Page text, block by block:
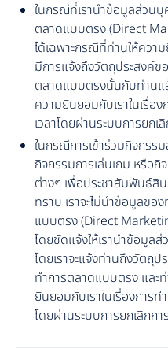
ในกรณีที่เรานำข้อมูลส่วนบุ
ตลาดแบบตรง (Direct
ได้เฉพาะกรณีที่ท่านให้ควา
มีการแจ้งถึงวัตถุประสงค์ข
ตลาดแบบตรงนั้นกับท่านแ
ความยินยอมกับเราในเรื่อ
เวลาโดยผ่านระบบการยกเ
ในกรณีการเข้าร่วมกิจกรร
กิจกรรมการเล่นเกม หรือ
ต่างๆ เพื่อประชาสัมพันธ์สิ
ทราบ เราจะไม่นำข้อมูลขอ
แบบตรง (Direct
โดยชัดแจ้งให้เรานำข้อมูล
โดยเราจะแจ้งท่านถึงวัตถุ
ทำการตลาดแบบตรง และ
ยินยอมกับเราในเรื่องการ
โดยผ่านระบบการยกเลิกก